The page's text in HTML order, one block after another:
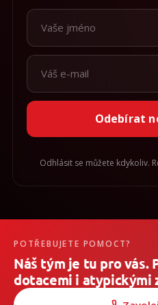
Odebírat
Odhlásit se můžete kdykoliv.
POTŘEBUJETE POMOCT?
Náš tým je tu pro vás.
dotacemi i atypickými